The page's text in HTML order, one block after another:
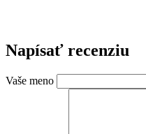
Napísať recenziu
Vaše meno